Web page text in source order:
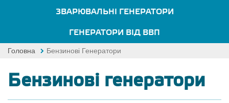
ЗВАРЮВАЛЬНІ ГЕНЕРАТОРИ
ГЕНЕРАТОРИ ВІД ВВП
Головна Бензинові Генератори
Бензинові генератори